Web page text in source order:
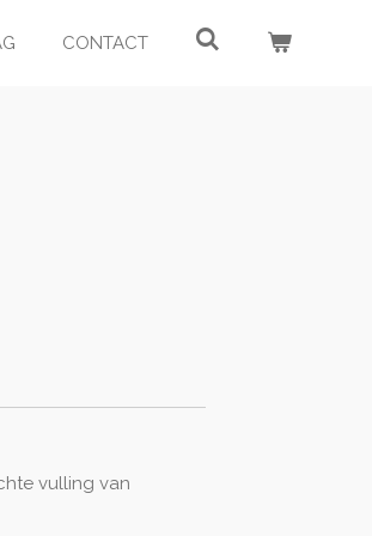
CONTACT
vulling van